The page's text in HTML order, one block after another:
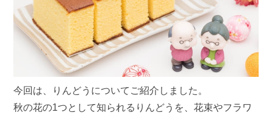
今回は、りんどうについてご紹介しました。
秋の花の1つとして知られるりんどうを、花束やフラワ